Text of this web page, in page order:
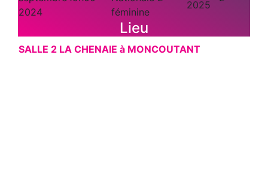
2024
féminine
2025
Lieu
SALLE 2 LA CHENAIE à MONCOUTANT